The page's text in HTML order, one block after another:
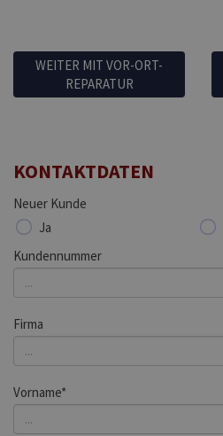
WEITER MIT VOR-ORT-
REPARATUR
KONTAKTDATEN
Neuer Kunde
Ja
Kundennummer
Firma
Vorname*